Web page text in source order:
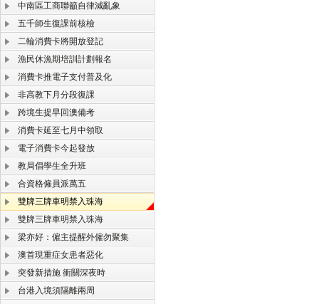
中南區工商聯籲自律減亂象
五千師生復課前核檢
二輪消費卡將開放登記
漁民休漁期培訓計劃報名
消費卡推電子支付普及化
非高教下月分段復課
跨境生提早回澳備考
消費卡延至七月中領取
電子消費卡今起發放
教局倡學生全升班
合資格僱員派萬五
雙牌三牌車明禁入珠海
雙牌三牌車明禁入珠海
梁亦好：僱主提醒外僱勿聚集
澳首現重症女患者惡化
突發新措施 衝關深夜時
台港入境須隔離兩周